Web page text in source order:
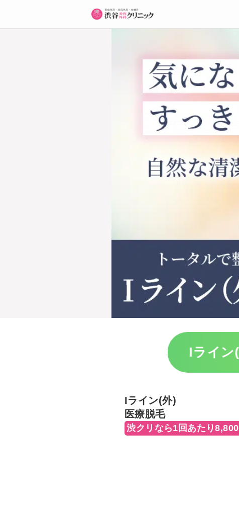
【Iライン（外）
Iライン
Iライン(外)
医療脱毛
渋クリなら1回あたり